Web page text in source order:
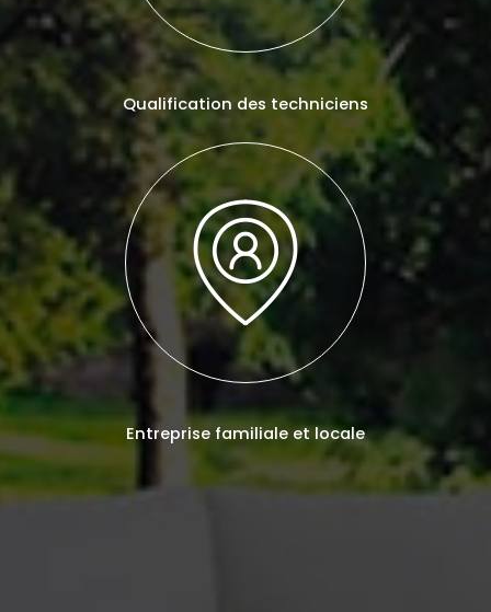
Qualification des techniciens
Entreprise familiale et locale